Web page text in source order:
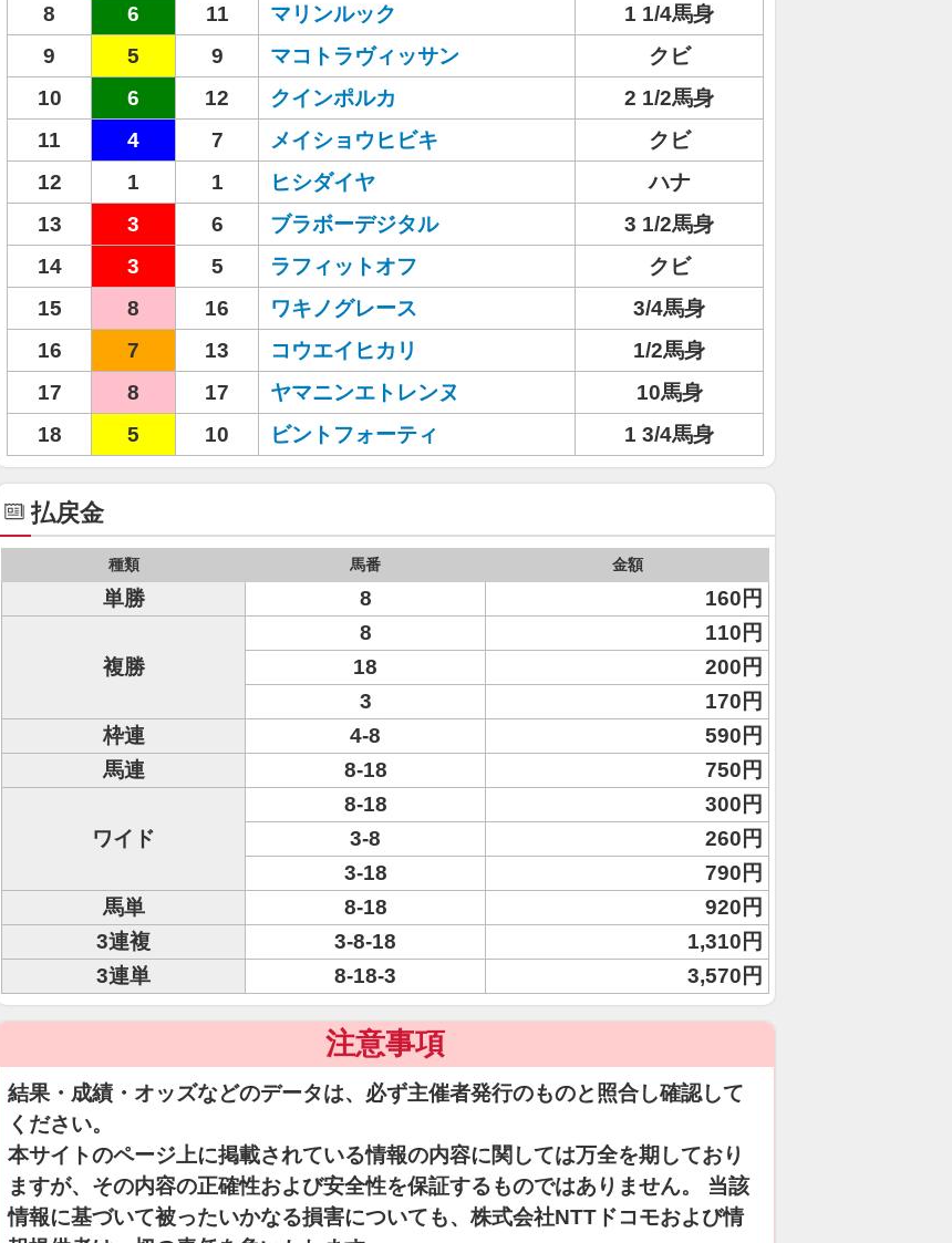
8
6 11 マリンルック
1 1/4馬身
9
5 9 マコトラヴィッサン
クビ
10
6 12 クインポルカ
2 1/2馬身
11
4 7 メイショウヒビキ
クビ
12
1 1 ヒシダイヤ
ハナ
13
3 6 ブラボーデジタル
3 1/2馬身
14
3 5 ラフィットオフ
クビ
15
8 16 ワキノグレース
3/4馬身
16
7 13 コウエイヒカリ
1/2馬身
17
8 17 ヤマニンエトレンヌ
10馬身
18
5 10 ビントフォーティ 1 3/4馬身
払戻金
種類 馬番 金額
単勝 8 160円
複勝
8
110円
18
200円
3
170円
枠連
4-8
590円
馬連
8-18 750円
ワイド
8-18
300円
3-8
260円
3-18
790円
馬単
8-18
920円
3連複
3-8-18
1,310円
3連単
8-18-3 3,570円
注意事項
結果・成績・オッズなどのデータは、必ず主催者発行のものと照合し確認して
ください。
本サイトのページ上に掲載されている情報の内容に関しては万全を期しており
ますが、その内容の正確性および安全性を保証するものではありません。 当該
情報に基づいて被ったいかなる損害についても、株式会社NTTドコモおよび情